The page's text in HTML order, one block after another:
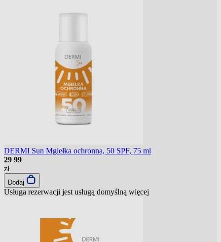
DERMI Sun Mgiełka ochronna, 50 SPF, 75 ml
29 99
zł
Dodaj
Usługa rezerwacji jest usługą domyślną więcej